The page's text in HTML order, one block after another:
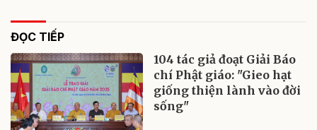
ĐỌC TIẾP
104 tác giả đoạt Giải Báo
chí Phật giáo: "Gieo hạt
giống thiện lành vào đời
sống"